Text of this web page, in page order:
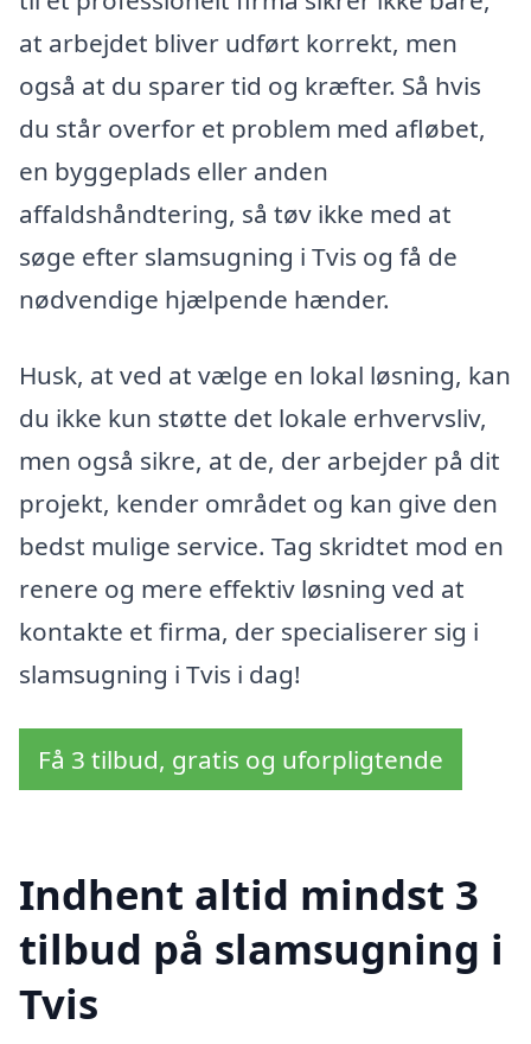
at arbejdet bliver udført korrekt, men
også at du sparer tid og kræfter. Så hvis
du står overfor et problem med afløbet,
en byggeplads eller anden
affaldshåndtering, så tøv ikke med at
søge efter slamsugning i Tvis og få de
nødvendige hjælpende hænder.
Husk, at ved at vælge en lokal løsning, kan
du ikke kun støtte det lokale erhvervsliv,
men også sikre, at de, der arbejder på dit
projekt, kender området og kan give den
bedst mulige service. Tag skridtet mod en
renere og mere effektiv løsning ved at
kontakte et firma, der specialiserer sig i
slamsugning i Tvis i dag!
Få 3 tilbud, gratis og uforpligtende
Indhent altid mindst 3
tilbud på slamsugning i
Tvis